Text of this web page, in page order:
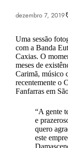
dezembro 7, 2019
Uma sessão
com a Banda
Caxias. O
meses de
Carimã, músico
recentemente o
Fanfarras em
“A gente
e
quero
este